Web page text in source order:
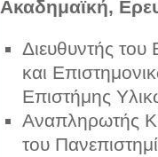
Ακαδημαϊκή,
Διευθυντής
και
Επιστήμης
Αναπληρωτής
του